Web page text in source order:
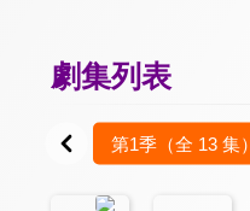
劇集列表
第1季 （全 13 集）